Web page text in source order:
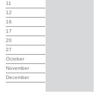
11
12
16
17
20
27
October
November
December